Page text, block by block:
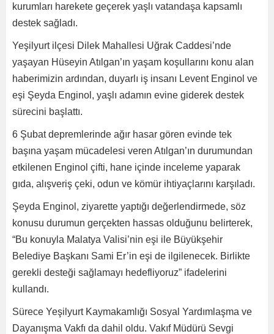
kurumları harekete geçerek yaşlı vatandaşa kapsamlı
destek sağladı.
Yeşilyurt ilçesi Dilek Mahallesi Uğrak Caddesi’nde
yaşayan Hüseyin Atılgan’ın yaşam koşullarını konu alan
haberimizin ardından, duyarlı iş insanı Levent Enginol ve
eşi Şeyda Enginol, yaşlı adamın evine giderek destek
sürecini başlattı.
6 Şubat depremlerinde ağır hasar gören evinde tek
başına yaşam mücadelesi veren Atılgan’ın durumundan
etkilenen Enginol çifti, hane içinde inceleme yaparak
gıda, alışveriş çeki, odun ve kömür ihtiyaçlarını karşıladı.
Şeyda Enginol, ziyarette yaptığı değerlendirmede, söz
konusu durumun gerçekten hassas olduğunu belirterek,
“Bu konuyla Malatya Valisi’nin eşi ile Büyükşehir
Belediye Başkanı Sami Er’in eşi de ilgilenecek. Birlikte
gerekli desteği sağlamayı hedefliyoruz” ifadelerini
kullandı.
Sürece Yeşilyurt Kaymakamlığı Sosyal Yardımlaşma ve
Dayanışma Vakfı da dahil oldu. Vakıf Müdürü Sevgi